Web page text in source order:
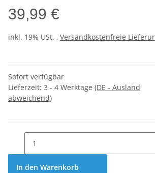
39,99 €
inkl. 19% USt. , Versandkostenfreie
Sofort verfügbar
Lieferzeit: 3 - 4 Werktage (DE - Ausland
abweichend)
In den Warenkorb